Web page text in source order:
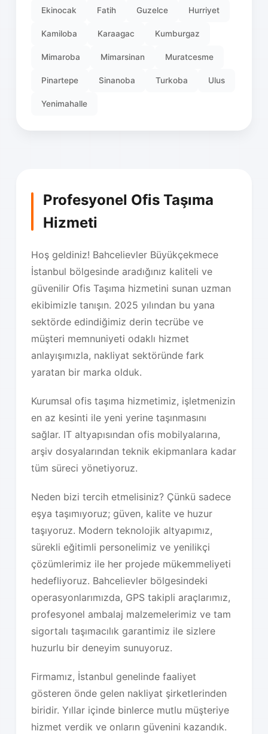
Profesyonel Ofis Taşıma
Hizmeti
Hoş geldiniz! Bahcelievler Büyükçekmece
İstanbul bölgesinde aradığınız kaliteli ve
güvenilir Ofis Taşıma hizmetini sunan uzman
ekibimizle tanışın. 2025 yılından bu yana
sektörde edindiğimiz derin tecrübe ve
müşteri memnuniyeti odaklı hizmet
anlayışımızla, nakliyat sektöründe fark
yaratan bir marka olduk.
Kurumsal ofis taşıma hizmetimiz, işletmenizin
en az kesinti ile yeni yerine taşınmasını
sağlar. IT altyapısından ofis mobilyalarına,
arşiv dosyalarından teknik ekipmanlara kadar
tüm süreci yönetiyoruz.
Neden bizi tercih etmelisiniz? Çünkü sadece
eşya taşımıyoruz; güven, kalite ve huzur
taşıyoruz. Modern teknolojik altyapımız,
sürekli eğitimli personelimiz ve yenilikçi
çözümlerimiz ile her projede mükemmeliyeti
hedefliyoruz. Bahcelievler bölgesindeki
operasyonlarımızda, GPS takipli araçlarımız,
profesyonel ambalaj malzemelerimiz ve tam
sigortalı taşımacılık garantimiz ile sizlere
huzurlu bir deneyim sunuyoruz.
Firmamız, İstanbul genelinde faaliyet
gösteren önde gelen nakliyat şirketlerinden
biridir. Yıllar içinde binlerce mutlu müşteriye
hizmet verdik ve onların güvenini kazandık.
Ekinocak Fatih Guzelce Hurriyet
Kamiloba Karaagac Kumburgaz
Mimaroba Mimarsinan Muratcesme
Pinartepe Sinanoba Turkoba Ulus
Yenimahalle